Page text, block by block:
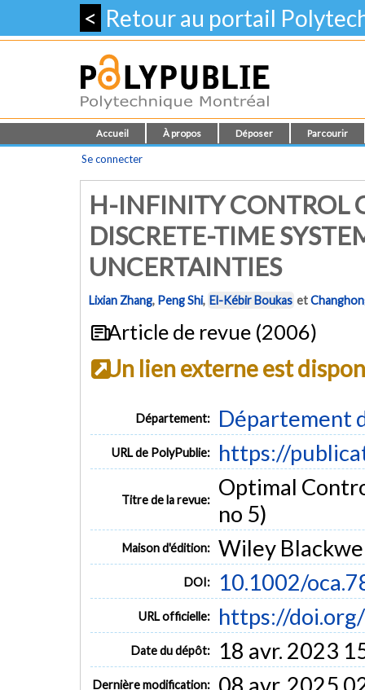
< Retour au portail
Accueil À propos Déposer Parcourir
Se connecter
H-INFINITY CONTROL
DISCRETE-TIME
UNCERTAINTIES
Lixian Zhang, Peng Shi, El-Kébir Boukas et
Article de revue (2006)
Un lien externe est
Département: Département
URL de PolyPublie: https://
Titre de la revue:
Optimal
no 5)
Maison d'édition: Wiley
DOI: 10.1002/
URL officielle: https://
Date du dépôt: 18 avr. 2023
Dernière modification: